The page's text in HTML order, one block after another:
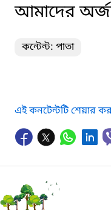
আমাদের
কন্টেন্ট: পাতা
এই কনটেন্টটি শেয়ার